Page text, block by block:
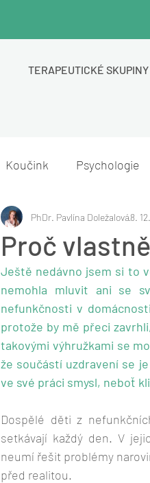
TERAPEUTICKÉ SKUPINY
Koučink Psychologie
Proč
PhDr. Pavlína Doležalová8.
Ještě nedávno jsem si to
nemohla mluvit ani se
nefunkčnosti v
protože by mě přeci
takovými výhružkami se
že součástí uzdravení se
ve své práci smysl, neboť
Dospělé děti z
setkávají každý den. V
neumí řešit problémy
před realitou.